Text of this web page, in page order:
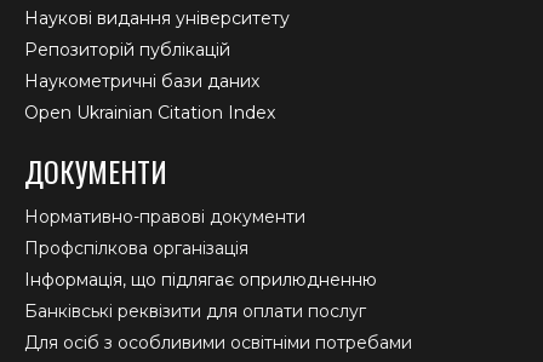
Наукові видання університету
Репозиторій публікацій
Наукометричні бази даних
Open Ukrainian Citation Index
ДОКУМЕНТИ
Нормативно-правові документи
Профспілкова організація
Інформація, що підлягає оприлюдненню
Банківські реквізити для оплати послуг
Для осіб з особливими освітніми потребами